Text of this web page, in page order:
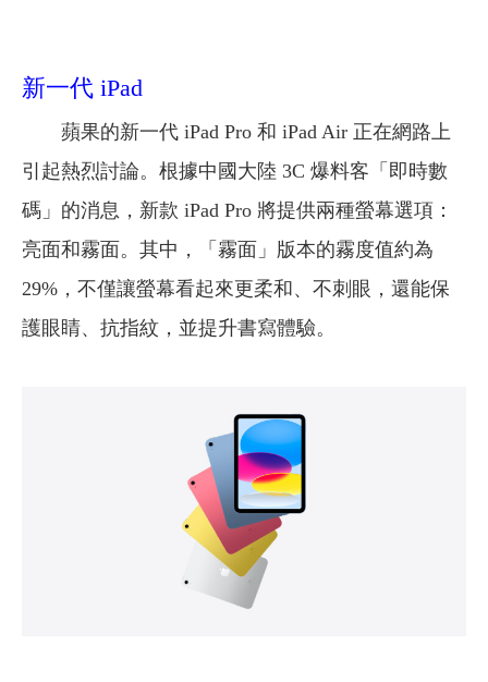
新一代 iPad
蘋果的新一代 iPad Pro 和 iPad Air 正在網路上
引起熱烈討論。根據中國大陸 3C 爆料客「即時數
碼」的消息，新款 iPad Pro 將提供兩種螢幕選項：
亮面和霧面。其中，「霧面」版本的霧度值約為
29%，不僅讓螢幕看起來更柔和、不刺眼，還能保
護眼睛、抗指紋，並提升書寫體驗。